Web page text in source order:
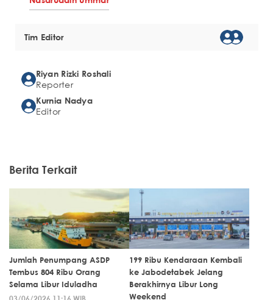
Tim Editor
Riyan Rizki Roshali
Reporter
Kurnia Nadya
Editor
Berita Terkait
Jumlah Penumpang ASDP
Tembus 804 Ribu Orang
Selama Libur Iduladha
199 Ribu Kendaraan Kembali
ke Jabodetabek Jelang
Berakhirnya Libur Long
Weekend